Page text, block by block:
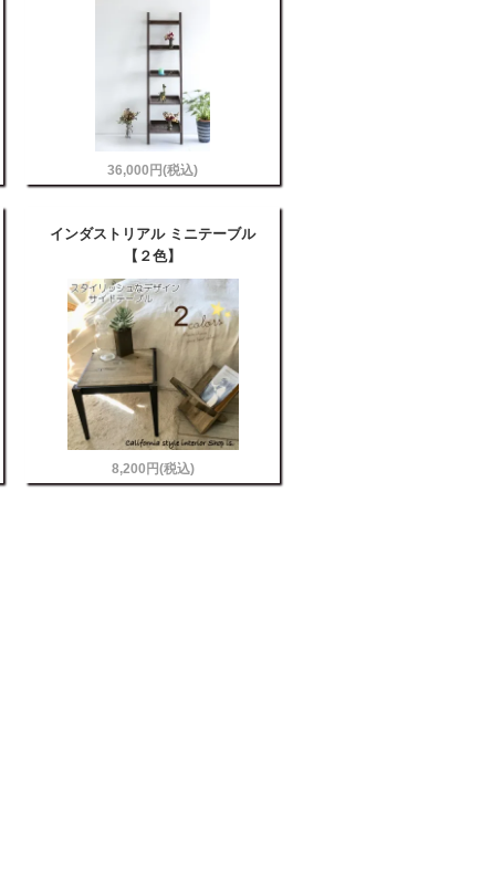
36,000円(税込)
インダストリアル ミニテーブル
【２色】
8,200円(税込)